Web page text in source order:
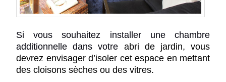
Si vous souhaitez installer une chambre
additionnelle dans votre abri de jardin, vous
devrez envisager d’isoler cet espace en mettant
des cloisons sèches ou des vitres.